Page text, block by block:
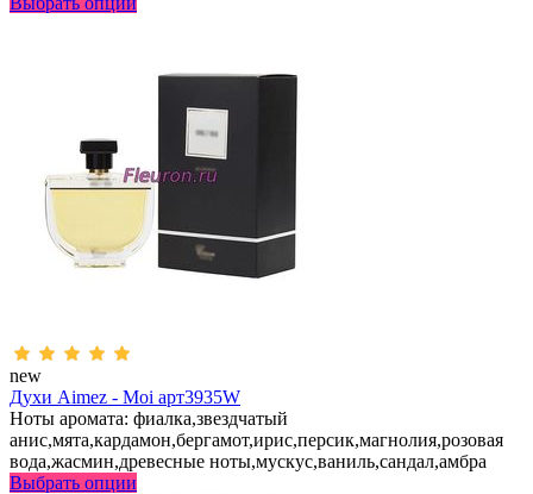
new
Духи Aimez - Moi арт3935W
Ноты аромата: фиалка,звездчатый
анис,мята,кардамон,бергамот,ирис,персик,магнолия,розовая
вода,жасмин,древесные ноты,мускус,ваниль,сандал,амбра
Выбрать опции